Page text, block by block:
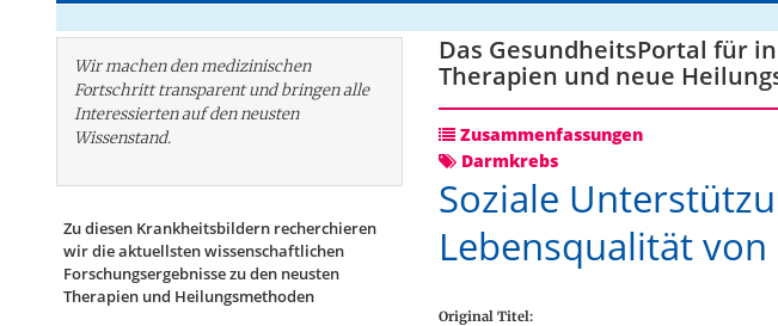
Wir machen den medizinischen
Fortschritt transparent und bringen alle
Interessierten auf den neusten
Wissenstand.
Zu diesen Krankheitsbildern recherchieren
wir die aktuellsten wissenschaftlichen
Forschungs­ergebnisse zu den neusten
Therapien und Heilungsmethoden
Das GesundheitsPortal für
Therapien und neue
Zusammenfassungen
Darmkrebs
Soziale
Lebensqualität
Original Titel: